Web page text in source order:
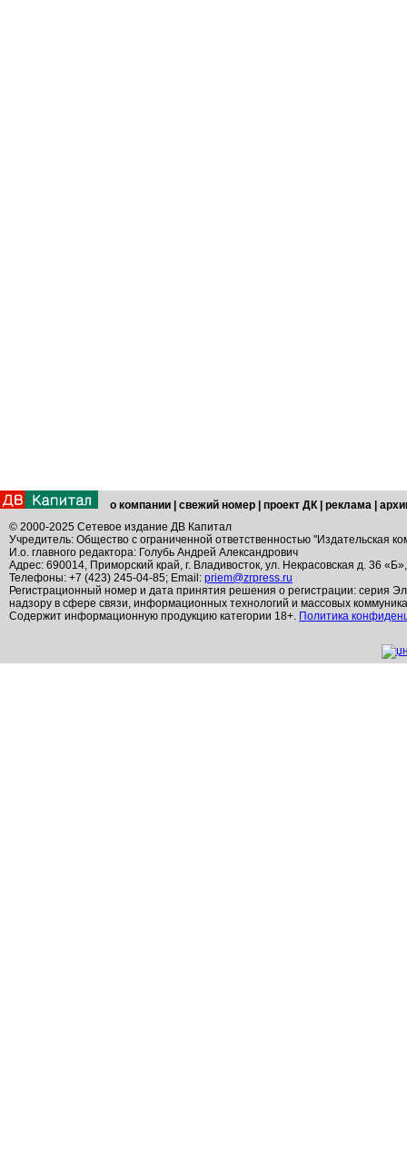
о компании свежий номер проект ДК реклама
© 2000-2025 Сетевое издание ДВ Капитал
Учредитель: Общество с ограниченной ответственностью "Издательская
И.о. главного редактора: Голубь Андрей Александрович
Адрес: 690014, Приморский край, г. Владивосток, ул. Некрасовская д. 36
Телефоны: +7 (423) 245-04-85; Email: priem@zrpress.ru
Регистрационный номер и дата принятия решения о регистрации: серия
надзору в сфере связи, информационных технологий и массовых
Содержит информационную продукцию категории 18+. Политика